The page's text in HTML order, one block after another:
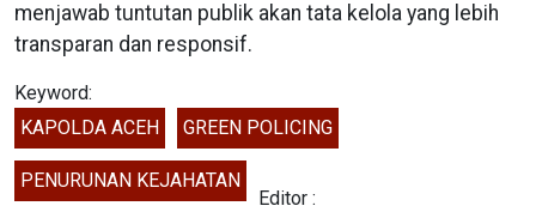
menjawab tuntutan publik akan tata kelola yang lebih
transparan dan responsif.
Keyword:
KAPOLDA ACEH
GREEN POLICING
PENURUNAN KEJAHATAN
Editor :